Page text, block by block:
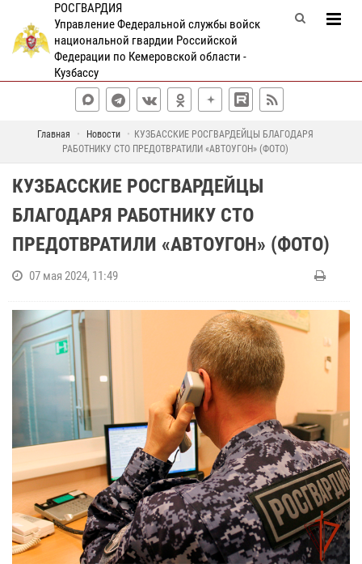
РОСГВАРДИЯ
Управление Федеральной службы войск
национальной гвардии Российской
Федерации по Кемеровской области -
Кузбассу
Главная Новости
КУЗБАССКИЕ РОСГВАРДЕЙЦЫ БЛАГОДАРЯ
РАБОТНИКУ СТО ПРЕДОТВРАТИЛИ «АВТОУГОН» (ФОТО)
КУЗБАССКИЕ РОСГВАРДЕЙЦЫ
БЛАГОДАРЯ РАБОТНИКУ СТО
ПРЕДОТВРАТИЛИ «АВТОУГОН» (ФОТО)
07 мая 2024, 11:49